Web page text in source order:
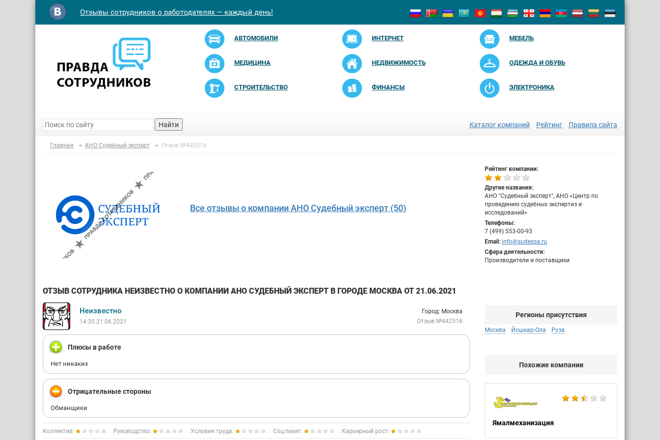
Отзывы сотрудников о работодателях — каждый день!
АВТОМОБИЛИ ИНТЕРНЕТ МЕБЕЛЬ
МЕДИЦИНА НЕДВИЖИМОСТЬ ОДЕЖДА И ОБУВЬ
СТРОИТЕЛЬСТВО ФИНАНСЫ ЭЛЕКТРОНИКА
Найти Каталог компаний Рейтинг Правила сайта
Главная АНО Судебный эксперт Отзыв №442516
Все отзывы о компании АНО Судебный эксперт (50)
Рейтинг компании:
Другие названия:
АНО "Судебный эксперт", АНО «Центр по
проведению судебных экспертиз и
исследований»
Телефоны:
7 (499) 553-00-93
Email: info@sudexpa.ru
Сфера деятельности:
Производители и поставщики
ОТЗЫВ СОТРУДНИКА НЕИЗВЕСТНО О КОМПАНИИ АНО СУДЕБНЫЙ ЭКСПЕРТ В ГОРОДЕ МОСКВА ОТ 21.06.2021
Неизвестно
14:35 21.06.2021
Город: Москва
Отзыв №442516
Плюсы в работе
Нет никаких
Отрицательные стороны
Обманщики
Коллектив: Руководство: Условия труда: Соц.пакет: Карьерный рост:
Регионы присутствия
Москва Йошкар-Ола Руза
Похожие компании
Ямалмеханизация